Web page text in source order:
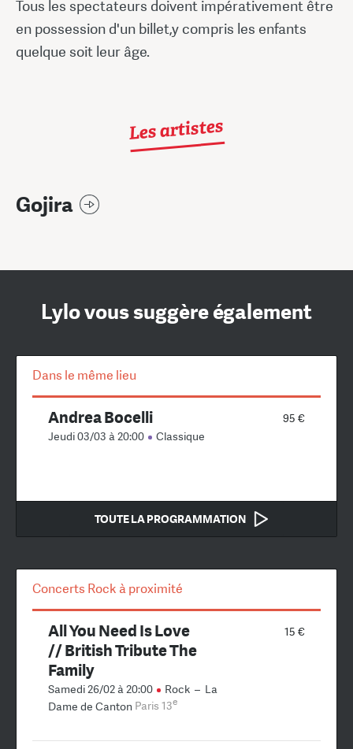
Tous les spectateurs doivent impérativement être
en possession d'un billet,y compris les enfants
quelque soit leur âge.
Les artistes
Gojira
Lylo vous suggère également
Dans le même lieu
95 €
Andrea Bocelli
Jeudi 03/03 à 20:00 Classique
TOUTE LA PROGRAMMATION
Concerts Rock à proximité
15 €
All You Need Is Love
// British Tribute The
Family
Samedi 26/02 à 20:00 Rock – La
Dame de Canton Paris 13e